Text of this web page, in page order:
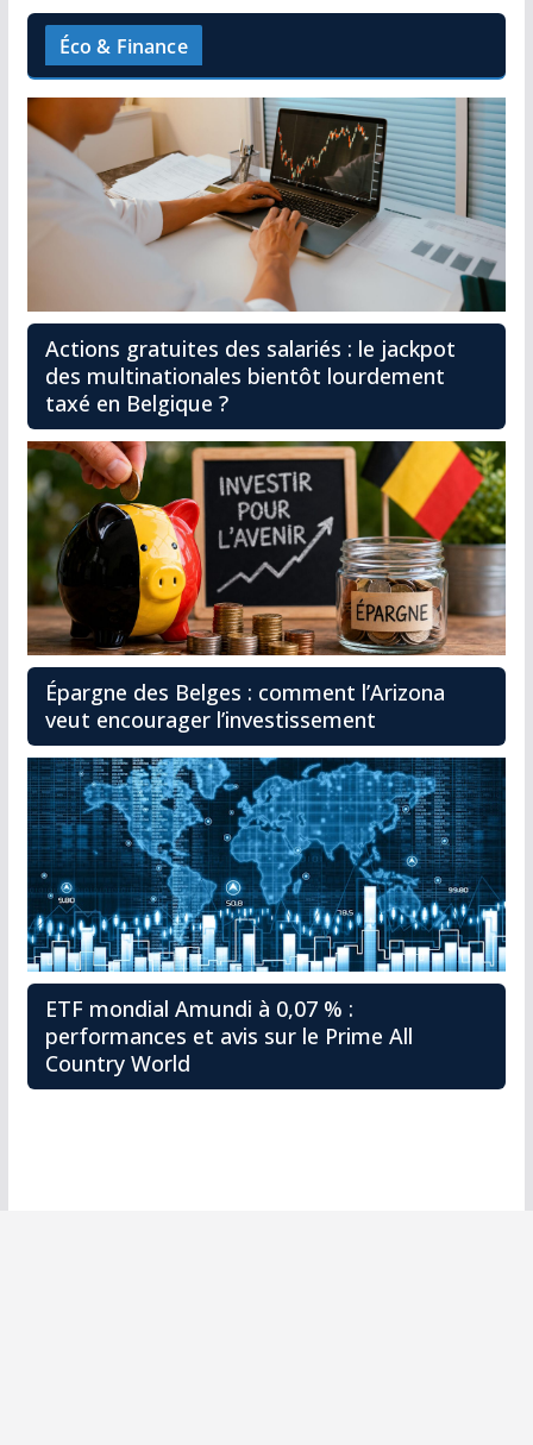
Éco & Finance
Actions gratuites des salariés : le jackpot
des multinationales bientôt lourdement
taxé en Belgique ?
Épargne des Belges : comment l’Arizona
veut encourager l’investissement
ETF mondial Amundi à 0,07 % :
performances et avis sur le Prime All
Country World